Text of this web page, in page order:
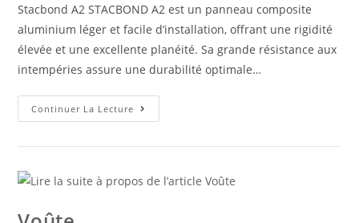
Stacbond A2 STACBOND A2 est un panneau composite
aluminium léger et facile d’installation, offrant une rigidité
élevée et une excellente planéité. Sa grande résistance aux
intempéries assure une durabilité optimale…
Continuer La Lecture